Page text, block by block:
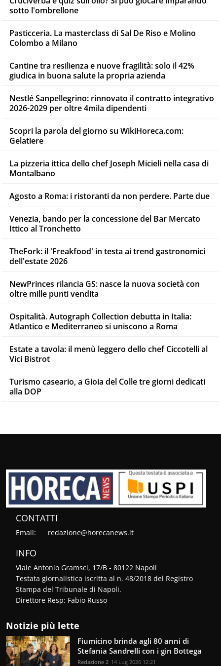
sotto l'ombrellone
Pasticceria. La masterclass di Sal De Riso e Molino
Colombo a Milano
Cantine tra resilienza e nuove fragilità: solo il 42%
giudica in buona salute la propria azienda
Nestlé Sanpellegrino: rinnovato il contratto integrativo
2026-2029 per oltre 4mila dipendenti
Scopri la parola del giorno su WikiHoreca.com:
Gelatiere
La pizzeria ittica dello chef Joseph Micieli nella casa di
Montalbano
Agosto a Roma: i ristoranti da non perdere. Parte due
Venezia, bando per la concessione del Bar Mercato
Ittico al Tronchetto
TheFork: il 'Freakfood' in testa ai trend gastronomici
dell'estate 2026
NewPrinces rilancia GS: nasce la nuova società con
oltre mille punti vendita
Ospitalità. Autograph Collection debutta in Italia:
Atlantico e Mediterraneo si uniscono a Roma
Estate a tavola: il menù leggero dello chef Ciccotelli al
Vici Bistrot
Turismo caseario, a Gioia del Colle tre giorni dedicati
alla DOP
CONTATTI
Email: redazione@horecanews.it
INFO
Viale Antonio Gramsci, 17/B - 80122 Napoli
Testata giornalistica iscritta al n. 48/2018 del Registro
Stampa del Tribunale di Napoli.
Direttore Resp: Fabio Russo
Notizie più lette
Fiumicino brinda agli 80 anni di
Stefania Sandrelli con i gin Bottega
Redazione 2 14 Lug 2026 12:21